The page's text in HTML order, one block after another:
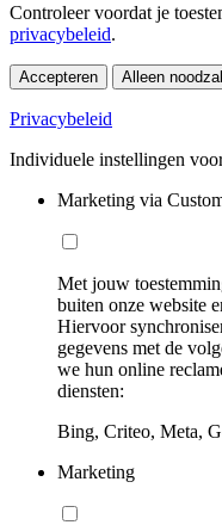
Controleer voordat je
privacybeleid.
Accepteren Alleen
Privacybeleid
Individuele instellingen
Marketing via
Met jouw
buiten onze website
Hiervoor
gegevens met de
we hun online
diensten:
Bing, Criteo, Meta,
Marketing